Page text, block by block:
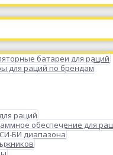
батареи для раций
для раций по брендам
раций
обеспечение для
БИ диапазона